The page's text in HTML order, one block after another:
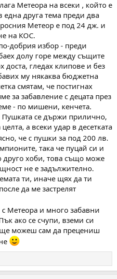
Метеора на всеки , който е
една друга тема преди два
Метеор е под 24 дж. и
на КОС.
добрия избор - преди
долу горе между същите
доста, гледах клипове и без
му някаква бюджетна
смятам, че постигнах
за забавление с децата през
- по мишени, кенчета.
се държи прилично,
а всеки удар в десетката
че с пушки за под 200 лв.
така че пуцай си и
друго хоби, това също може
не е задължително.
ти, иначе щях да ти
да ме застрелят
Метеора и много забавни
ако се счупи, вземи си
ще можеш сам да прецениш